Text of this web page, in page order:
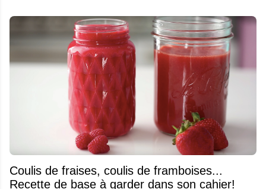
Coulis de fraises, coulis de framboises...
Recette de base à garder dans son cahier!